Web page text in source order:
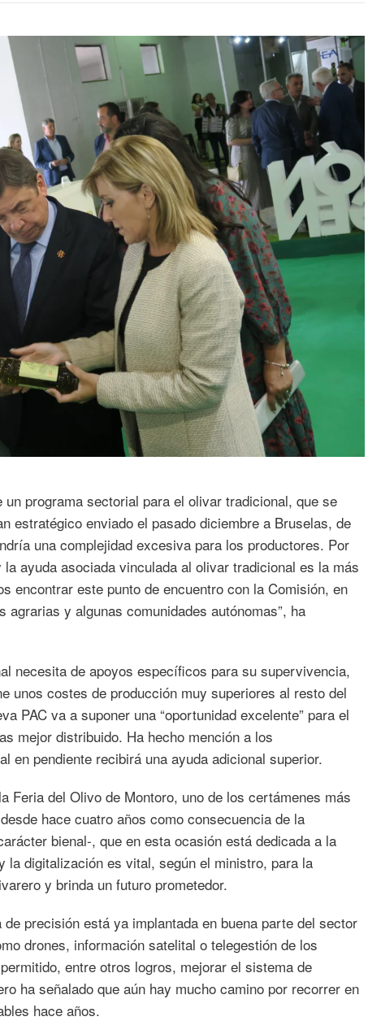
programa sectorial para el olivar tradicional, que se
estratégico enviado el pasado diciembre a Bruselas, de
una complejidad excesiva para los productores. Por
ayuda asociada vinculada al olivar tradicional es la más
encontrar este punto de encuentro con la Comisión, en
y algunas comunidades autónomas”, ha
necesita de apoyos específicos para su supervivencia,
unos costes de producción muy superiores al resto del
PAC va a suponer una “oportunidad excelente” para el
mejor distribuido. Ha hecho mención a los
en pendiente recibirá una ayuda adicional superior.
Feria del Olivo de Montoro, uno de los certámenes más
hace cuatro años como consecuencia de la
bienal-, que en esta ocasión está dedicada a la
la digitalización es vital, según el ministro, para la
y brinda un futuro prometedor.
precisión está ya implantada en buena parte del sector
drones, información satelital o telegestión de los
entre otros logros, mejorar el sistema de
ha señalado que aún hay mucho camino por recorrer en
hace años.